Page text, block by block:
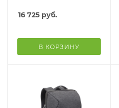
16 725 руб.
В КОРЗИНУ